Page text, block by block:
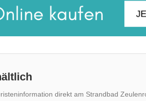
direkt am Strandbad